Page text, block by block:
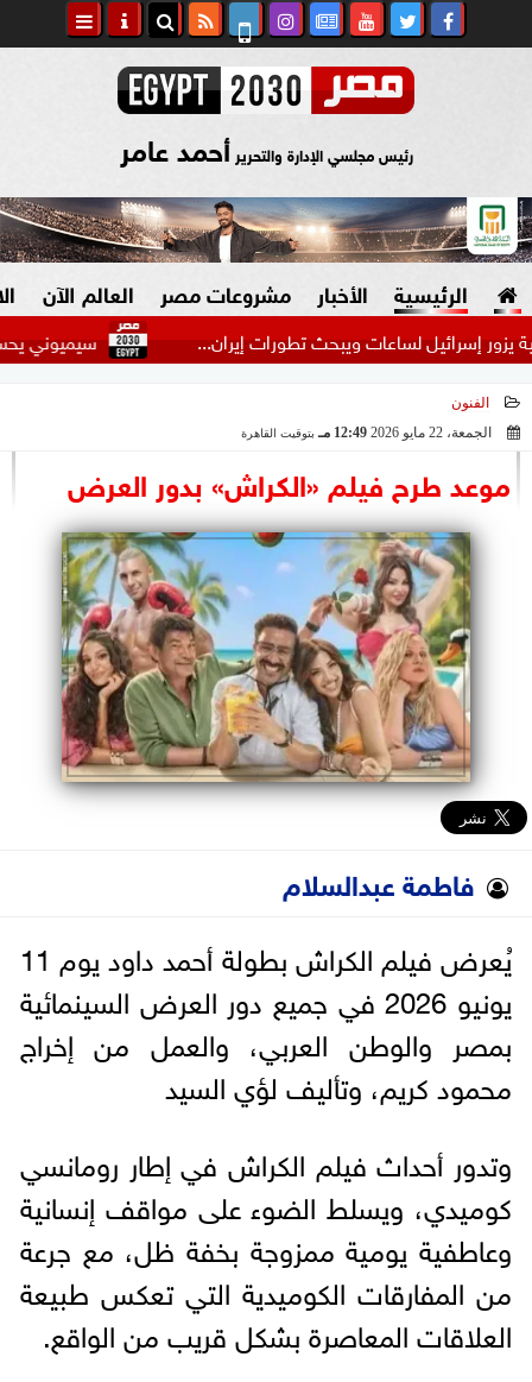
رئيس مجلسي الإدارة والتحرير أحمد عامر
الرئيسية الأخبار
السياسة
الرئاسة
البرلمان
الوزارات
الأحزاب
مشروعات مصر العالم الآن
سيميوني يحسم لساعات ويبحث تطورات إيران...
الفنون
الجمعة، 22 مايو 2026
12:49 مـ بتوقيت القاهرة
موعد طرح فيلم «الكراش» بدور العرض
فاطمة عبدالسلام
يُعرض فيلم الكراش بطولة أحمد داود يوم 11
يونيو 2026 في جميع دور العرض السينمائية
بمصر والوطن العربي، والعمل من إخراج
محمود كريم، وتأليف لؤي السيد
وتدور أحداث فيلم الكراش في إطار رومانسي
كوميدي، ويسلط الضوء على مواقف إنسانية
وعاطفية يومية ممزوجة بخفة ظل، مع جرعة
من المفارقات الكوميدية التي تعكس طبيعة
العلاقات المعاصرة بشكل قريب من الواقع.